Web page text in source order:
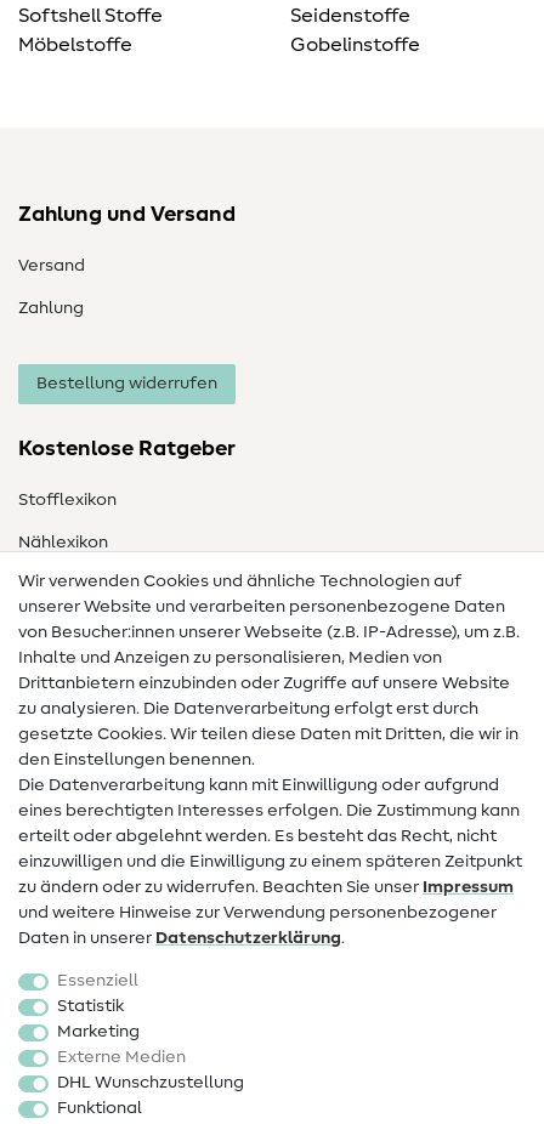
Softshell Stoffe
Möbelstoffe
Seidenstoffe
Gobelinstoffe
Zahlung und Versand
Versand
Zahlung
Bestellung widerrufen
Kostenlose Ratgeber
Stofflexikon
Nählexikon
Nähanleitungen
Hilfe & Kontakt
Kontakt
Infos zum Betreiberwechsel
Widerrufsrecht
Beliebt
Stoffe
Sale
Schnittmuster
Wir verwenden Cookies und ähnliche Technologien auf
unserer Website und verarbeiten personenbezogene Daten
von Besucher:innen unserer Webseite (z.B. IP-Adresse), um z.B.
Inhalte und Anzeigen zu personalisieren, Medien von
Drittanbietern einzubinden oder Zugriffe auf unsere Website
zu analysieren. Die Datenverarbeitung erfolgt erst durch
gesetzte Cookies. Wir teilen diese Daten mit Dritten, die wir in
den Einstellungen benennen.
Die Datenverarbeitung kann mit Einwilligung oder aufgrund
eines berechtigten Interesses erfolgen. Die Zustimmung kann
erteilt oder abgelehnt werden. Es besteht das Recht, nicht
einzuwilligen und die Einwilligung zu einem späteren Zeitpunkt
zu ändern oder zu widerrufen. Beachten Sie unser Impressum
und weitere Hinweise zur Verwendung personenbezogener
Daten in unserer Daten­schutz­erklärung.
Essenziell
Statistik
Marketing
Externe Medien
DHL Wunschzustellung
Funktional